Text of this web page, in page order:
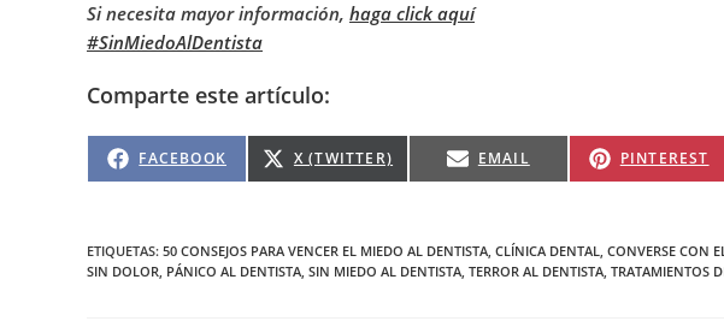
Si necesita mayor información, haga click aquí
#SinMiedoAlDentista
Comparte este artículo:
FACEBOOK X (TWITTER) EMAIL PINTEREST
ETIQUETAS: 50 CONSEJOS PARA VENCER EL MIEDO AL DENTISTA, CLÍNICA DENTAL, CONVERSE CON
SIN DOLOR, PÁNICO AL DENTISTA, SIN MIEDO AL DENTISTA, TERROR AL DENTISTA, TRATAMIENTOS